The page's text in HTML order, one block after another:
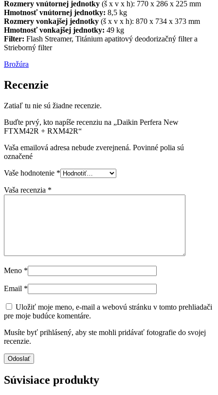
Rozmery vnútornej jednotky (š x v x h): 770 x 286 x 225 mm
Hmotnosť vnútornej jednotky: 8,5 kg
Rozmery vonkajšej jednotky (š x v x h): 870 x 734 x 373 mm
Hmotnosť vonkajšej jednotky: 49 kg
Filter: Flash Streamer, Titánium apatitový deodorizačný filter a
Strieborný filter
Brožúra
Recenzie
Zatiaľ tu nie sú žiadne recenzie.
Buďte prvý, kto napíše recenziu na „Daikin Perfera New
FTXM42R + RXM42R“
Vaša emailová adresa nebude zverejnená. Povinné polia sú
označené
Vaše hodnotenie *
Vaša recenzia *
Meno *
Email *
Uložiť moje meno, e-mail a webovú stránku v tomto prehliadači
pre moje budúce komentáre.
Musíte byť prihlásený, aby ste mohli pridávať fotografie do svojej
recenzie.
Súvisiace produkty